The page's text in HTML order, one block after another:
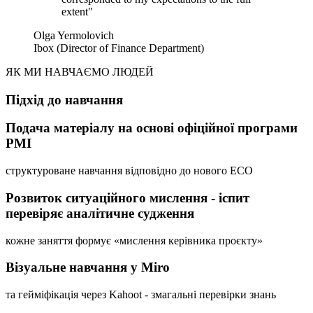
extent"
Olga Yermolovich
Ibox (Director of Finance Department)
ЯК МИ НАВЧАЄМО ЛЮДЕЙ
Підхід до навчання
Подача матеріалу на основі офіційної програми
PMI
структуроване навчання відповідно до нового ECO
Розвиток ситуаційного мислення - іспит
перевіряє аналітичне судження
кожне заняття формує «мислення керівника проєкту»
Візуальне навчання у Miro
та гейміфікація через Kahoot - змагальні перевірки знань